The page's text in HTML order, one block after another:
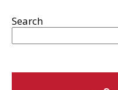
Search